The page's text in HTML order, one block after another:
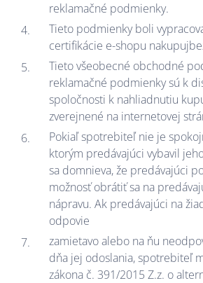
reklamačné podmienky.
Tieto podmienky boli
certifikácie e-shopu
Tieto všeobecné obchodné
reklamačné podmienky sú k
spoločnosti k nahliadnutiu
zverejnené na internetovej
Pokiaľ spotrebiteľ nie je
ktorým predávajúci vybavil
sa domnieva, že predávajúci
možnosť obrátiť sa na
nápravu. Ak predávajúci na
odpovie
zamietavo alebo na ňu
dňa jej odoslania, spotrebiteľ
zákona č. 391/2015 Z.z. o